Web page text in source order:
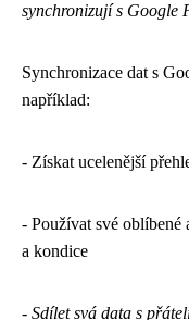
synchronizují s Google
Synchronizace dat s
například:
- Získat ucelenější
- Používat své oblíbené
a kondice
- Sdílet svá data s